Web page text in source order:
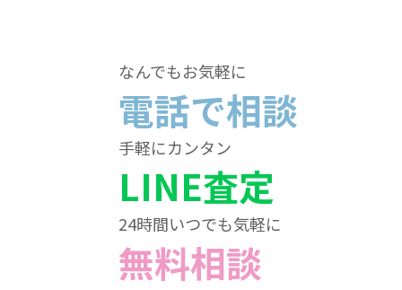
なんでもお気軽に
電話で相談
手軽にカンタン
LINE査定
24時間いつでも気軽に
無料相談